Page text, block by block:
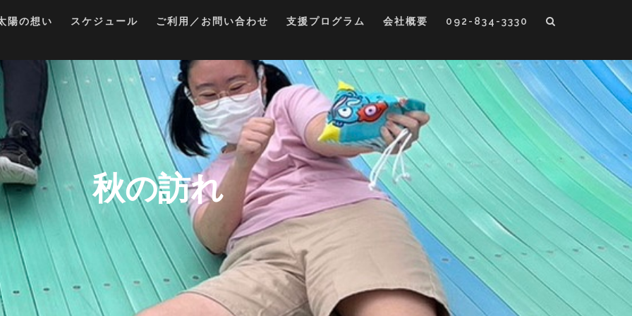
陽の想い スケジュール ご利用／お問い合わせ 支援プログラム 会社概要 092-834-3330
秋の訪れ